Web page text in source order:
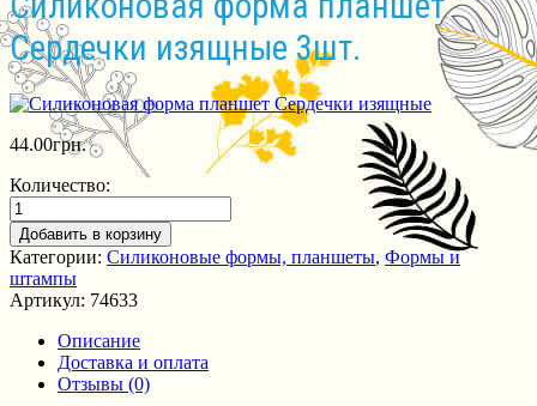
Сердечки изящные 3шт.
44.00грн.
Количество:
Добавить в корзину
Категории: Силиконовые формы, планшеты, Формы и
штампы
Артикул: 74633
Описание
Доставка и оплата
Отзывы (0)